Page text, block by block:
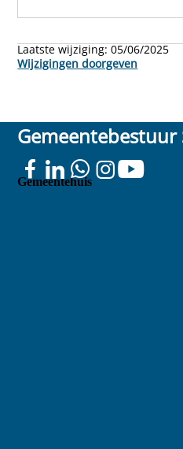
Laatste wijziging:05/06/2025
Wijzigingen doorgeven
Gemeentebestuur
Gemeentehuis